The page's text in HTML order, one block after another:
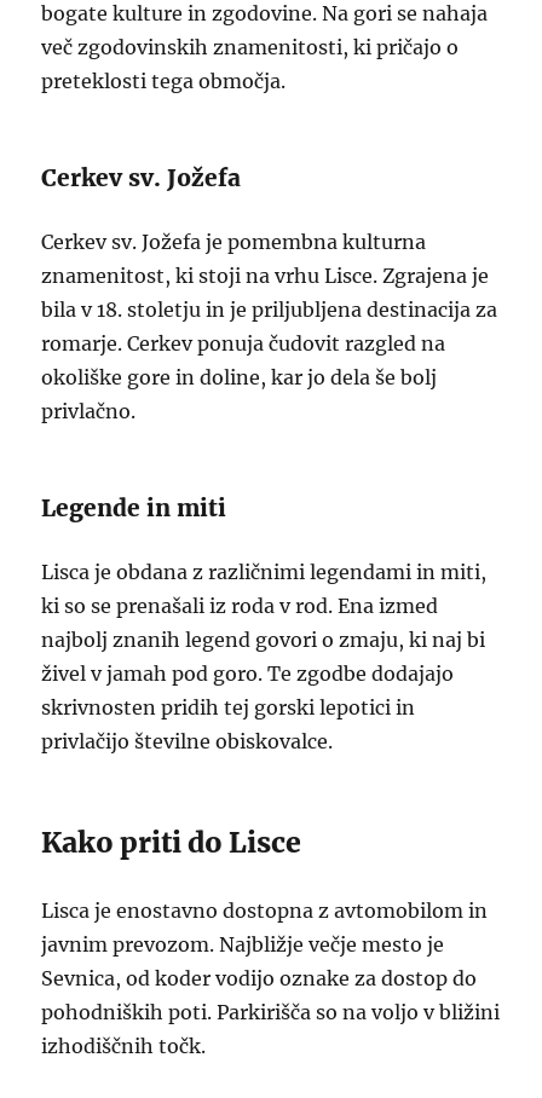
bogate kulture in zgodovine. Na gori se nahaja
več zgodovinskih znamenitosti, ki pričajo o
preteklosti tega območja.
Cerkev sv. Jožefa
Cerkev sv. Jožefa je pomembna kulturna
znamenitost, ki stoji na vrhu Lisce. Zgrajena je
bila v 18. stoletju in je priljubljena destinacija za
romarje. Cerkev ponuja čudovit razgled na
okoliške gore in doline, kar jo dela še bolj
privlačno.
Legende in miti
Lisca je obdana z različnimi legendami in miti,
ki so se prenašali iz roda v rod. Ena izmed
najbolj znanih legend govori o zmaju, ki naj bi
živel v jamah pod goro. Te zgodbe dodajajo
skrivnosten pridih tej gorski lepotici in
privlačijo številne obiskovalce.
Kako priti do Lisce
Lisca je enostavno dostopna z avtomobilom in
javnim prevozom. Najbližje večje mesto je
Sevnica, od koder vodijo oznake za dostop do
pohodniških poti. Parkirišča so na voljo v bližini
izhodiščnih točk.